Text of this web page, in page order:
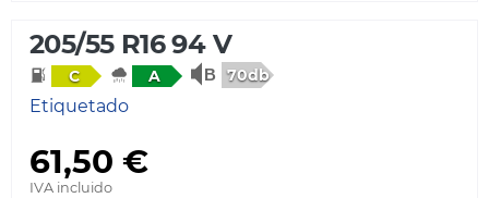
205/55 R16 94 V
C A 70db
Etiquetado
61,50 €
IVA incluido